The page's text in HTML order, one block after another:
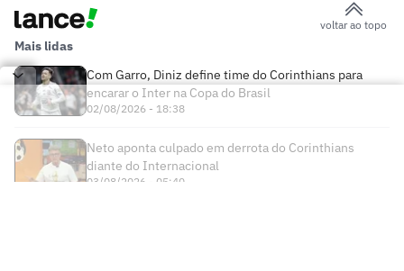
voltar ao topo
Mais lidas
Com Garro, Diniz define time do Corinthians para
encarar o Inter na Copa do Brasil
02/08/2026 - 18:38
Neto aponta culpado em derrota do Corinthians
diante do Internacional
03/08/2026 - 05:40